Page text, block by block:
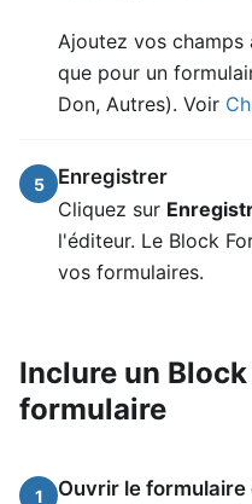
Ajoutez vos champs
que pour un
Don, Autres). Voir
5
Enregistrer
Cliquez sur
l'éditeur. Le Block
vos formulaires.
Inclure un
formulaire
1
Ouvrir le formulaire